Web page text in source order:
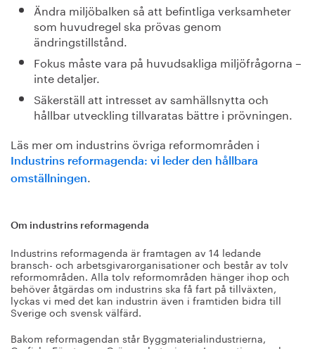
Ändra miljöbalken så att befintliga verksamheter
som huvudregel ska prövas genom
ändringstillstånd.
Fokus måste vara på huvudsakliga miljöfrågorna –
inte detaljer.
Säkerställ att intresset av samhällsnytta och
hållbar utveckling tillvaratas bättre i prövningen.
Läs mer om industrins övriga reformområden i
Industrins reformagenda: vi leder den hållbara
omställningen.
Om industrins reformagenda
Industrins reformagenda är framtagen av 14 ledande
bransch- och arbetsgivarorganisationer och består av tolv
reformområden. Alla tolv reformområden hänger ihop och
behöver åtgärdas om industrins ska få fart på tillväxten,
lyckas vi med det kan industrin även i framtiden bidra till
Sverige och svensk välfärd.
Bakom reformagendan står Byggmaterialindustrierna,